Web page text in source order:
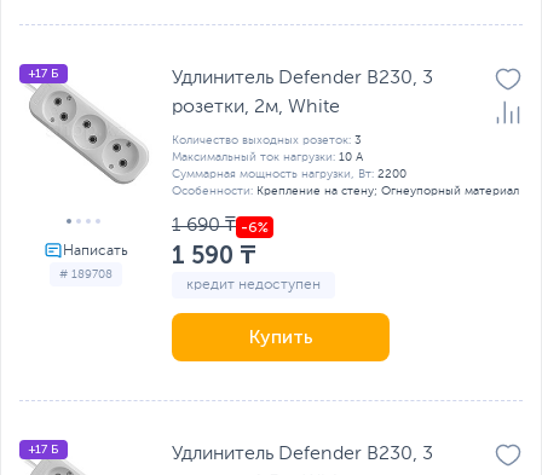
# 189708
+17 Б
Удлинитель Defender B230, 3
розетки, 2м, White
Количество выходных розеток: 3
Максимальный ток нагрузки: 10 А
Суммарная мощность нагрузки, Вт: 2200
Особенности: Крепление на стену; Огнеупорный материал
1 690 ₸
1 590 ₸
кредит недоступен
Купить
+17 Б
Удлинитель Defender B230, 3